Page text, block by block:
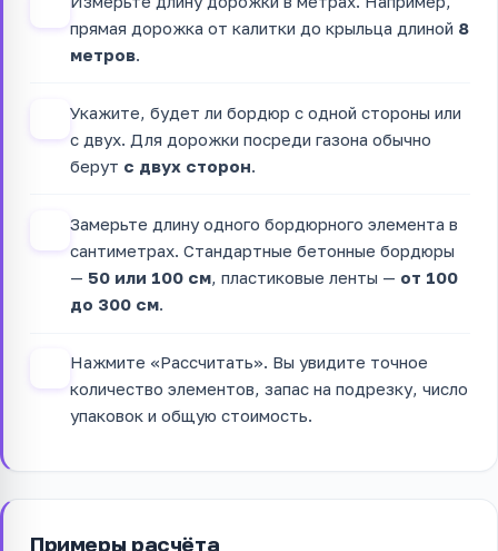
прямая дорожка от калитки до крыльца длиной 8
метров
Укажите, будет ли бордюр с одной стороны или
с двух. Для дорожки посреди газона обычно
берут с двух сторон.
Замерьте длину одного бордюрного элемента в
сантиметрах. Стандартные бетонные бордюры
— 50 или 100 см, пластиковые ленты — от 100
до 300 см.
Нажмите «Рассчитать». Вы увидите точное
количество элементов, запас на подрезку, число
упаковок и общую стоимость.
Примеры расчёта